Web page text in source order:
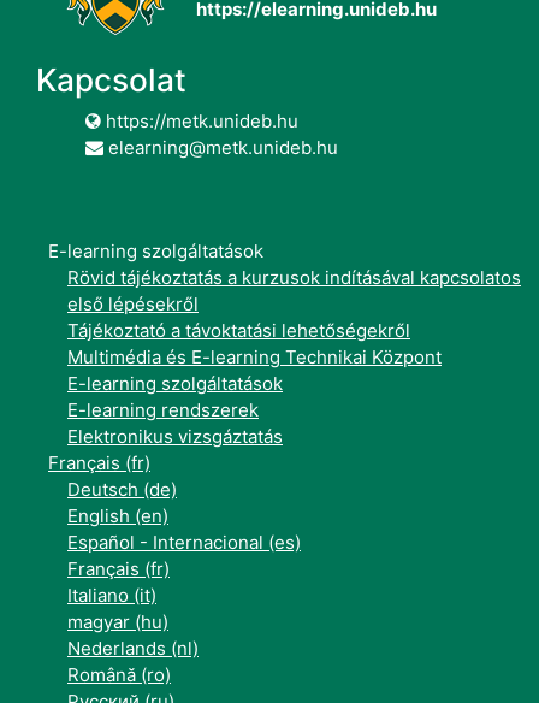
https://elearning.unideb.hu
Kapcsolat
https://metk.unideb.hu
elearning@metk.unideb.hu
E-learning szolgáltatások
Rövid tájékoztatás a kurzusok indításával kapcsolatos
első lépésekről
Tájékoztató a távoktatási lehetőségekről
Multimédia és E-learning Technikai Központ
E-learning szolgáltatások
E-learning rendszerek
Elektronikus vizsgáztatás
Français ‎(fr)‎
Deutsch ‎(de)‎
English ‎(en)‎
Español - Internacional ‎(es)‎
Français ‎(fr)‎
Italiano ‎(it)‎
magyar ‎(hu)‎
Nederlands ‎(nl)‎
Română ‎(ro)‎